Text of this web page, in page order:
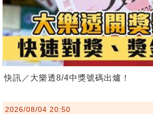
快訊／大樂透8/4中獎號碼出爐！
2026/08/04 20:50